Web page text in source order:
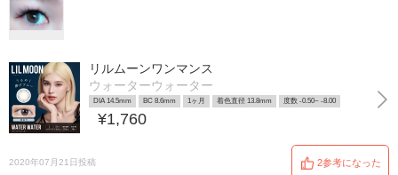
リルムーンワンマンス
ウォーターウォーター
DIA 14.5mm BC 8.6mm 1ヶ月 着色直径 13.8mm 度数 -0.50~ -8.00
¥1,760
2020年07月21日投稿 2参考になった